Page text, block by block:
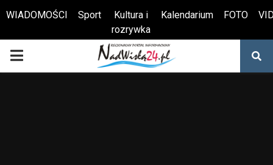
Otwórz pasek narzędzi
WIADOMOŚCI Sport
Kultura i
rozrywka
Kalendarium FOTO
PRIMARY